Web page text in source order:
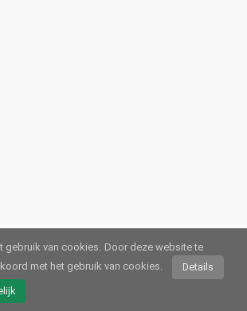
gebruik van cookies. Door deze website te
met het gebruik van cookies.
Details
• Afdruk • Gegevensbescherming/ Cookies•
• Engels